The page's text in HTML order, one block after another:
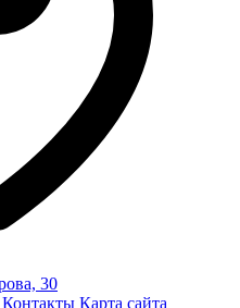
30
Контакты Карта сайта